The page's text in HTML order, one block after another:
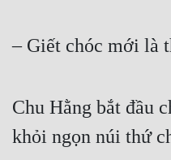
– Giết chóc mới là
Chu Hằng bắt đầu
khỏi ngọn núi thứ